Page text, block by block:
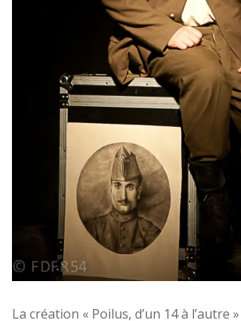
La création « Poilus, d’un 14 à l’autre